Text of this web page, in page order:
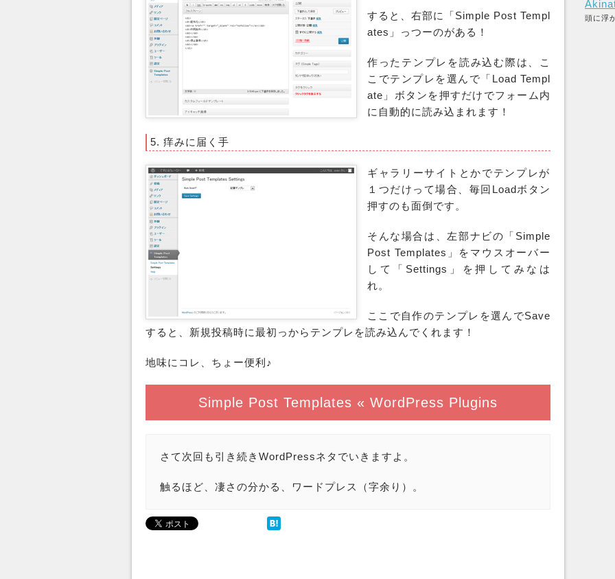
すると、右部に「Simple Post Templ
ates」っつーのがある！
作ったテンプレを読み込む際は、こ
こでテンプレを選んで「Load Templ
ate」ボタンを押すだけでフォーム内
に自動的に読み込まれます！
5. 痒みに届く手
ギャラリーサイトとかでテンプレが
１つだけって場合、毎回Loadボタン
押すのも面倒です。
そんな場合は、左部ナビの「Simple
Post Templates」をマウスオーバー
して「Settings」を押してみなは
れ。
ここで自作のテンプレを選んでSave
すると、新規投稿時に最初っからテンプレを読み込んでくれます！
地味にコレ、ちょー便利♪
Simple Post Templates « WordPress Plugins
さて次回も引き続きWordPressネタでいきますよ。
触るほど、凄さの分かる、ワードプレス（字余り）。
頭に浮